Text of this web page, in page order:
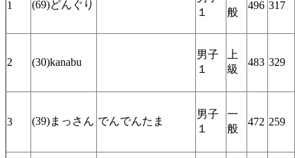
1 (69)どんぐり
１
般
496 317
2 (30)kanabu
男子
１
上
級
483 329
3 (39)まっさん でんでんたま
男子
１
一
般
472 259